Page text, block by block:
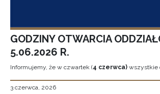
GODZINY OTWARCIA
5.06.2026 R.
Informujemy, że w czwartek (4 czerwca) wszystkie
3 czerwca, 2026